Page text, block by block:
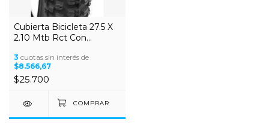
Cubierta Bicicleta 27.5 X
2.10 Mtb Rct Con
3 cuotas sin interés de
$8.566,67
$25.700